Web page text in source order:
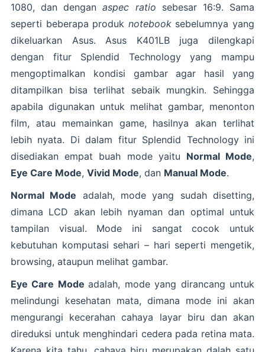
1080, dan denganaspec ratio sebesar 16:9. Sama
seperti beberapa produk notebooksebelumnya yang
dikeluarkan Asus. Asus K401LB juga dilengkapi
dengan fitur Splendid Technology yang mampu
mengoptimalkan kondisi gambar agar hasil yang
ditampilkan bisa terlihat sebaik mungkin. Sehingga
apabila digunakan untuk melihat gambar, menonton
film, atau memainkan game, hasilnya akan terlihat
lebih nyata. Di dalam fitur Splendid Technology ini
disediakan empat buah mode yaitu Normal Mode,
Eye Care Mode, Vivid Mode, dan Manual Mode.
Normal Mode adalah, mode yang sudah disetting,
dimana LCD akan lebih nyaman dan optimal untuk
tampilan visual. Mode ini sangat cocok untuk
kebutuhan komputasi sehari – hari seperti mengetik,
browsing, ataupun melihat gambar.
Eye Care Modeadalah, mode yang dirancang untuk
melindungi kesehatan mata, dimana mode ini akan
mengurangi kecerahan cahaya layar biru dan akan
direduksi untuk menghindari cedera pada retina mata.